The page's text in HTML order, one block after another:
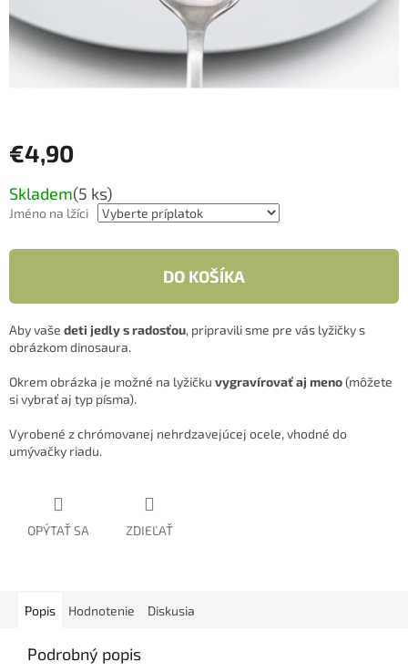
€4,90
Jednotková
cena:
Skladem(5 ks)
Jméno na lžíci
DO KOŠÍKA
Aby vaše deti jedly s radosťou, pripravili sme pre vás lyžičky s
obrázkom dinosaura.
Okrem obrázka je možné na lyžičku vygravírovať aj meno(môžete
si vybrať aj typ písma).
Vyrobené z chrómovanej nehrdzavejúcej ocele, vhodné do
umývačky riadu.
OPÝTAŤ SA ZDIEĽAŤ
Popis Hodnotenie Diskusia
Podrobný popis